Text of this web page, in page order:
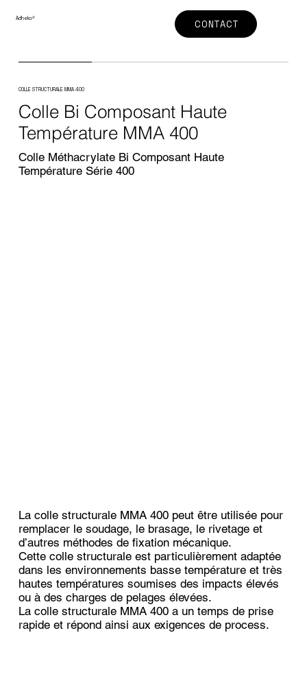
Adheko® CONTACT
COLLE STRUCTURALE MMA 400
Colle Bi Composant Haute
Température MMA 400
Colle Méthacrylate Bi Composant Haute
Température Série 400
La colle structurale MMA 400 peut être utilisée pour
remplacer le soudage, le brasage, le rivetage et
d’autres méthodes de fixation mécanique.
Cette colle structurale est particulièrement adaptée
dans les environnements basse température et très
hautes températures soumises des impacts élevés
ou à des charges de pelages élevées.
La colle structurale MMA 400 a un temps de prise
rapide et répond ainsi aux exigences de process.